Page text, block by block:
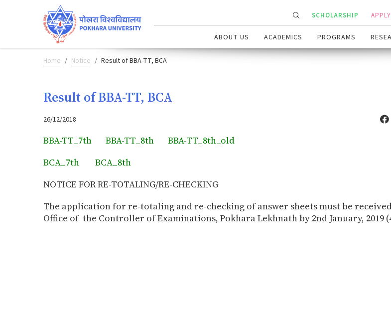
SCHOLARSHIP
ABOUT US ACADEMICS PROGRAMS
Home Notice Result of BBA-TT, BCA
Result of BBA-TT, BCA
26/12/2018
BBA-TT_7th BBA-TT_8th
BBA-TT_8th_old
BCA_7th
BCA_8th
NOTICE FOR RE-TOTALING/RE-CHECKING
The application for re-totaling and re-checking of answer sheets must be
Office of the Controller of Examinations, Pokhara Lekhnath by 2nd January, 2019